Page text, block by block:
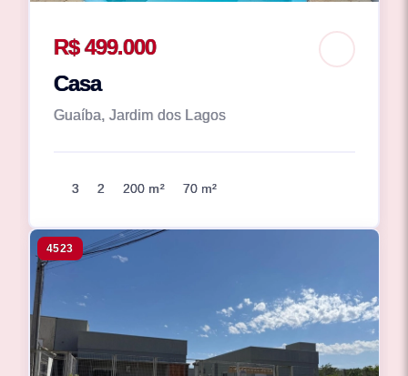
R$ 499.000
Casa
Guaíba, Jardim dos Lagos
3 2 200 m² 70 m²
4523